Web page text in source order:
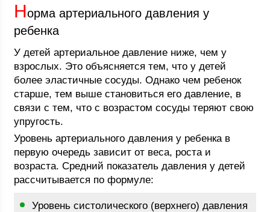
Норма артериального давления у
ребенка
У детей артериальное давление ниже, чем у
взрослых. Это объясняется тем, что у детей
более эластичные сосуды. Однако чем ребенок
старше, тем выше становиться его давление, в
связи с тем, что с возрастом сосуды теряют свою
упругость.
Уровень артериального давления у ребенка в
первую очередь зависит от веса, роста и
возраста. Средний показатель давления у детей
рассчитывается по формуле:
Уровень систолического (верхнего) давления